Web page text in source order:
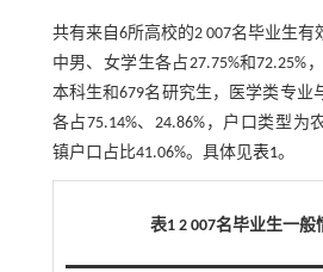
共有来自6所高校的2 007名毕业生
中男、女学生各占27.75%和72.25%
本科生和679名研究生，医学类专业
各占75.14%、24.86%，户口类型为
镇户口占比41.06%。具体见表1。
表1 2 007名毕业生一般